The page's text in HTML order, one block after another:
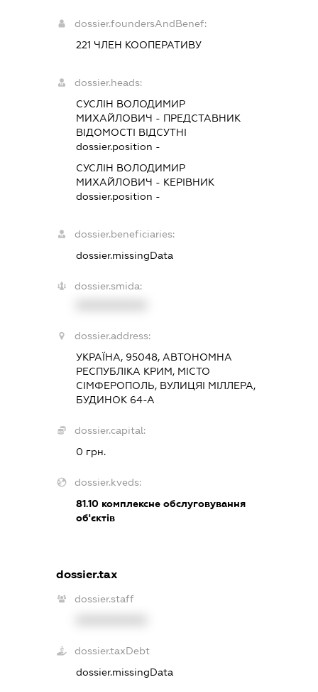
dossier.foundersAndBenef:
221 ЧЛЕН КООПЕРАТИВУ
dossier.heads:
СУСЛІН ВОЛОДИМИР
МИХАЙЛОВИЧ - ПРЕДСТАВНИК
ВІДОМОСТІ ВІДСУТНІ
dossier.position -
СУСЛІН ВОЛОДИМИР
МИХАЙЛОВИЧ - КЕРІВНИК
dossier.position -
dossier.beneficiaries:
dossier.missingData
dossier.smida:
dossier.address:
УКРАЇНА, 95048, АВТОНОМНА
РЕСПУБЛІКА КРИМ, МІСТО
СІМФЕРОПОЛЬ, ВУЛИЦЯІ МІЛЛЕРА,
БУДИНОК 64-А
dossier.capital:
0 грн.
dossier.kveds:
81.10комплексне обслуговування
об'єктів
dossier.tax
dossier.staff
dossier.taxDebt
dossier.missingData